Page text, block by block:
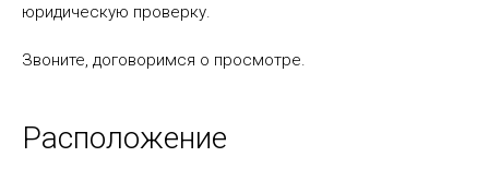
юридическую проверку.
Звоните, договоримся о просмотре.
Расположение